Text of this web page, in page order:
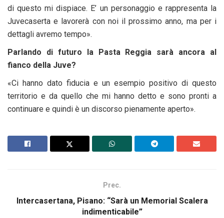
di questo mi dispiace. E’ un personaggio e rappresenta la
Juvecaserta e lavorerà con noi il prossimo anno, ma per i
dettagli avremo tempo».
Parlando di futuro la Pasta Reggia sarà ancora al
fianco della Juve?
«Ci hanno dato fiducia e un esempio positivo di questo
territorio e da quello che mi hanno detto e sono pronti a
continuare e quindi è un discorso pienamente aperto».
Prec.
Intercasertana, Pisano: “Sarà un Memorial Scalera
indimenticabile”